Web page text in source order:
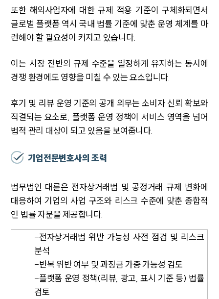
기업법무그룹 업무
전체
기업전문변호사
ABOUT
그룹소개
업무협력·법률자문 기업
고객의 소리
통합검색
AI대륜
INSIGHT
주요 업무사례
기업 인사이트
사례분석/최신동향
또한 해외사업자에 대한 규제 적용 기준이 구체화되면서
글로벌 플랫폼 역시 국내 법률 기준에 맞춘 운영 체계를 마
련해야 할 필요성이 커지고 있습니다.
이는 시장 전반의 규제 수준을 일정하게 유지하는 동시에
경쟁 환경에도 영향을 미칠 수 있는 요소입니다.
후기 및 리뷰 운영 기준의 공개 의무는 소비자 신뢰 확보와
직결되는 요소로, 플랫폼 운영 정책이 서비스 영역을 넘어
법적 관리 대상이 되고 있음을 보여줍니다.
기업전문변호사의 조력
법무법인 대륜은 전자상거래법 및 공정거래 규제 변화에
대응하여 기업의 사업 구조와 리스크 수준에 맞춘 종합적
인 법률 자문을 제공합니다.
-전자상거래법 위반 가능성 사전 점검 및 리스크
분석
-반복 위반 여부 및 과징금 가중 가능성 검토
-플랫폼 운영 정책(리뷰, 광고, 표시 기준 등) 법률
검토